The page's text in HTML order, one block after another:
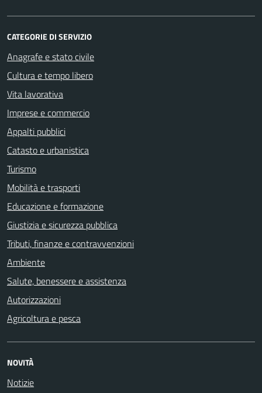
CATEGORIE DI SERVIZIO
Anagrafe e stato civile
Cultura e tempo libero
Vita lavorativa
Imprese e commercio
Appalti pubblici
Catasto e urbanistica
Turismo
Mobilità e trasporti
Educazione e formazione
Giustizia e sicurezza pubblica
Tributi, finanze e contravvenzioni
Ambiente
Salute, benessere e assistenza
Autorizzazioni
Agricoltura e pesca
NOVITÀ
Notizie